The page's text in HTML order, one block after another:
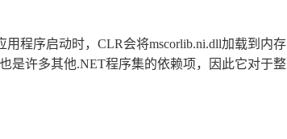
程序启动时，CLR会将mscorlib.ni.dll加载到内存
是许多其他.NET程序集的依赖项，因此它对于整